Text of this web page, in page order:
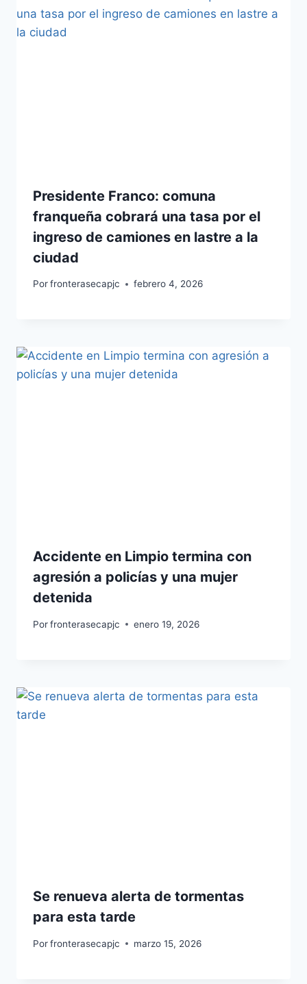
Presidente Franco: comuna
franqueña cobrará una tasa por el
ingreso de camiones en lastre a la
ciudad
Porfronterasecapjc febrero 4, 2026
Accidente en Limpio termina con
agresión a policías y una mujer
detenida
Porfronterasecapjc enero 19, 2026
Se renueva alerta de tormentas
para esta tarde
Porfronterasecapjc marzo 15, 2026